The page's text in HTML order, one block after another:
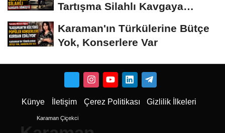
Tartışma Silahlı Kavgaya
Karaman'ın Türkülerine Bütçe
Yok, Konserlere Var
Künye İletişim Çerez Politikası Gizlilik İlkeleri
Karaman Çiçekci